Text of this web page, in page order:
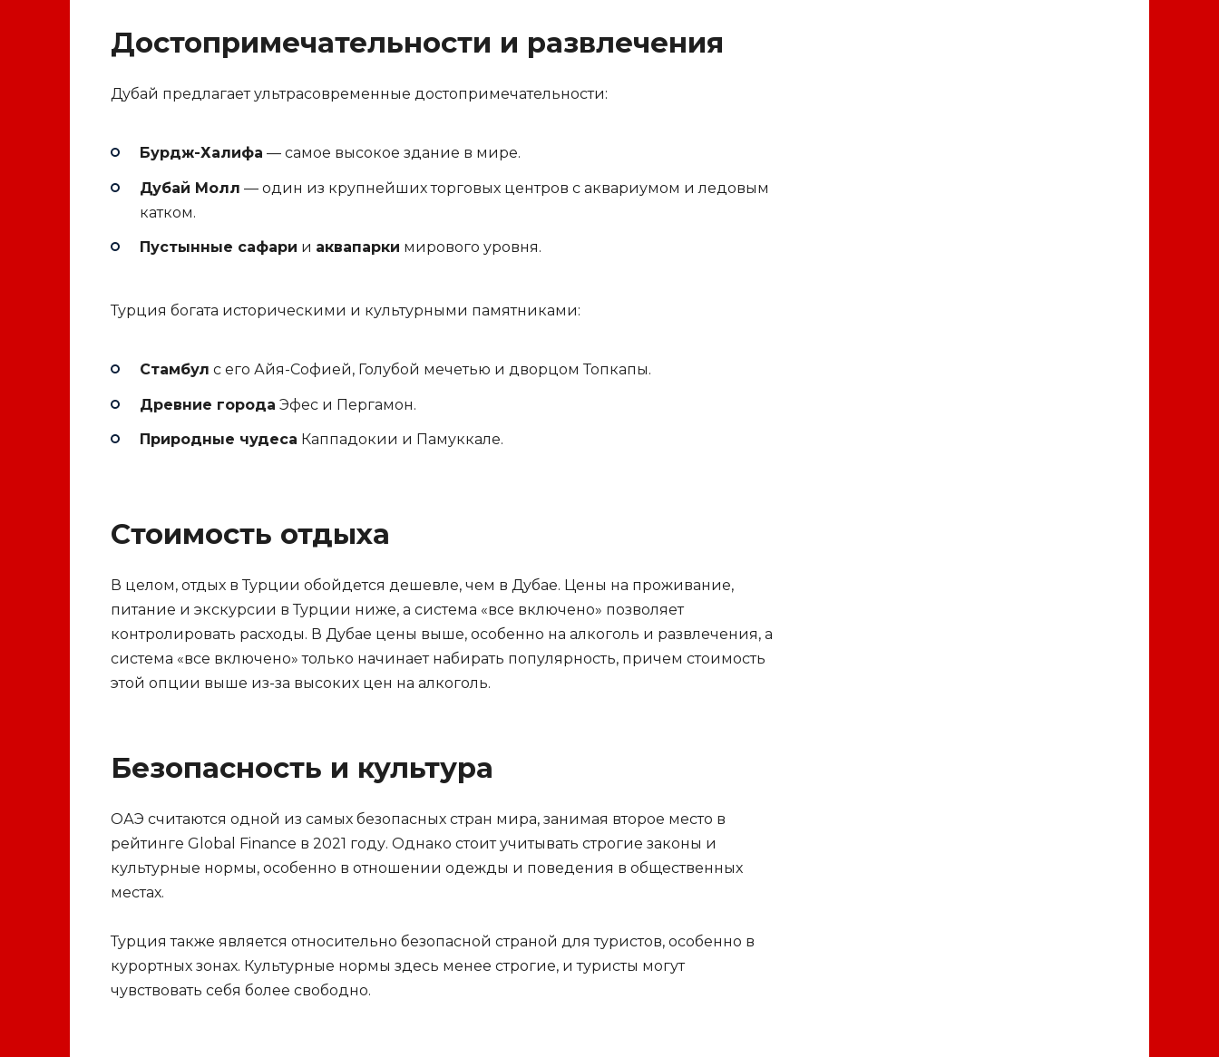
Достопримечательности и развлечения
Дубай предлагает ультрасовременные достопримечательности:
Бурдж-Халифа — самое высокое здание в мире.
Дубай Молл — один из крупнейших торговых центров с аквариумом и ледовым
катком.
Пустынные сафари и аквапарки мирового уровня.
Турция богата историческими и культурными памятниками:
Стамбул с его Айя-Софией, Голубой мечетью и дворцом Топкапы.
Древние города Эфес и Пергамон.
Природные чудеса Каппадокии и Памуккале.
Стоимость отдыха
В целом, отдых в Турции обойдется дешевле, чем в Дубае. Цены на проживание,
питание и экскурсии в Турции ниже, а система «все включено» позволяет
контролировать расходы. В Дубае цены выше, особенно на алкоголь и развлечения, а
система «все включено» только начинает набирать популярность, причем стоимость
этой опции выше из-за высоких цен на алкоголь.
Безопасность и культура
ОАЭ считаются одной из самых безопасных стран мира, занимая второе место в
рейтинге Global Finance в 2021 году. Однако стоит учитывать строгие законы и
культурные нормы, особенно в отношении одежды и поведения в общественных
местах.
Турция также является относительно безопасной страной для туристов, особенно в
курортных зонах. Культурные нормы здесь менее строгие, и туристы могут
чувствовать себя более свободно.